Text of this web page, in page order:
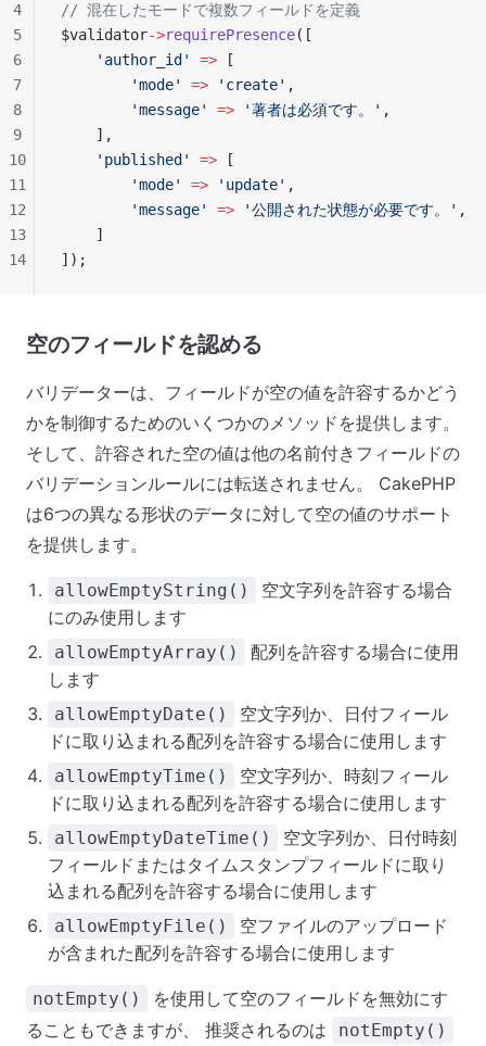
// 混在したモードで複数フィールドを定義
$validator->requirePresence([
    'author_id'
=> [
        'mode'
=> 'create' ,
        'message'
=> '著者は必須です。' ,
    ],
    'published'
=> [
        'mode'
=> 'update' ,
        'message'
=> '公開された状態が必要です。' ,
    ]
]);
4
5
6
7
8
9
10
11
12
13
14
空のフィールドを認める
バリデーターは、フィールドが空の値を許容するかどう
かを制御するためのいくつかのメソッドを提供します。
そして、許容された空の値は他の名前付きフィールドの
バリデーションルールには転送されません。 CakePHP
は6つの異なる形状のデータに対して空の値のサポート
を提供します。
allowEmptyString()
空文字列を許容する場合
にのみ使用します
allowEmptyArray()
配列を許容する場合に使用
します
allowEmptyDate()
空文字列か、日付フィール
ドに取り込まれる配列を許容する場合に使用します
allowEmptyTime()
空文字列か、時刻フィール
ドに取り込まれる配列を許容する場合に使用します
allowEmptyDateTime()
空文字列か、日付時刻
フィールドまたはタイムスタンプフィールドに取り
込まれる配列を許容する場合に使用します
allowEmptyFile()
空ファイルのアップロード
が含まれた配列を許容する場合に使用します
notEmpty()
を使用して空のフィールドを無効にす
ることもできますが、 推奨されるのは
notEmpty()